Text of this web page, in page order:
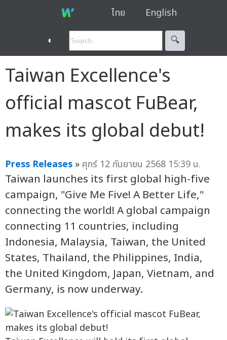
ไทย English
◐ 🔍︎
Taiwan Excellence's
official mascot FuBear,
makes its global debut!
Press Releases » ศุกร์ 12 กันยายน 2568 15:39 น.
Taiwan launches its first global high-five
campaign, "Give Me Five! A Better Life,"
connecting the world! A global campaign
connecting 11 countries, including
Indonesia, Malaysia, Taiwan, the United
States, Thailand, the Philippines, India,
the United Kingdom, Japan, Vietnam, and
Germany, is now underway.